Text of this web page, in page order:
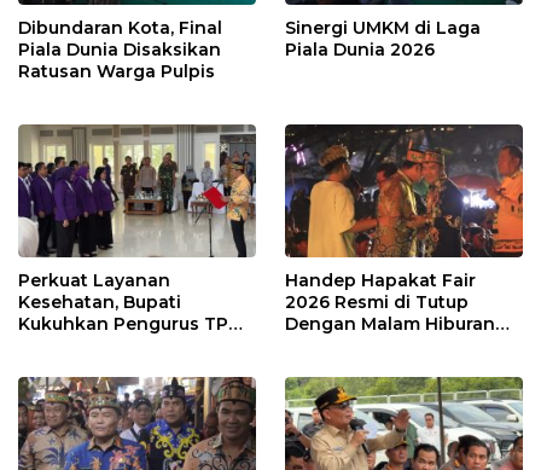
Dibundaran Kota, Final
Piala Dunia Disaksikan
Ratusan Warga Pulpis
Sinergi UMKM di Laga
Piala Dunia 2026
Perkuat Layanan
Kesehatan, Bupati
Kukuhkan Pengurus TP
Handep Hapakat Fair
2026 Resmi di Tutup
Dengan Malam Hiburan